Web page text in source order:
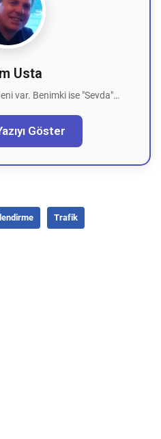
Usta
var. Benimki ise "Sevda"…
Göster
Trafik